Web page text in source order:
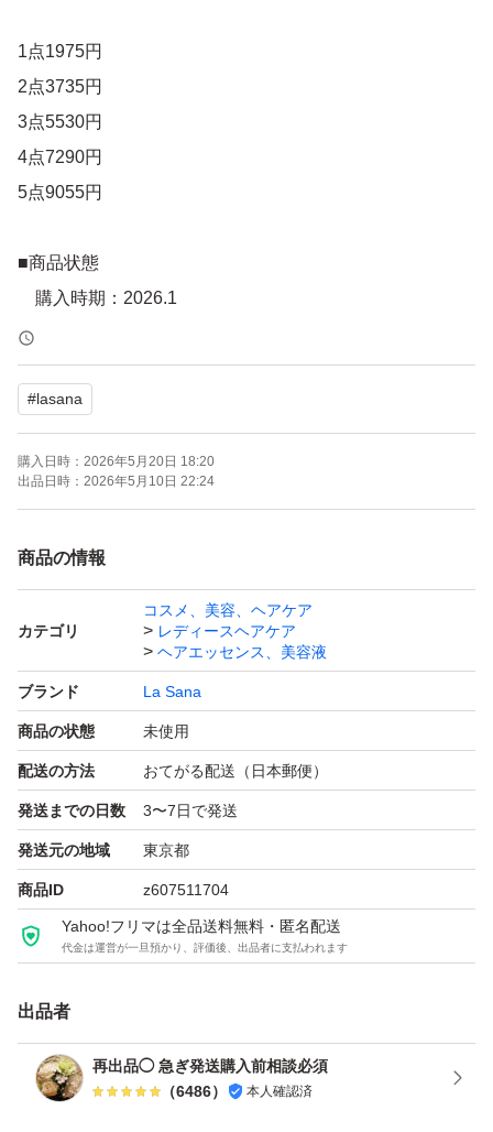
1点1975円
2点3735円
3点5530円
4点7290円
5点9055円
■商品状態
購入時期：2026.1
残量：未使用
緩衝材なしで梱包します。
※外箱に傷み(ひび割れ、汚れ等)ある場合があります。
#ヘアオイル #ヘアトリートメント #洗い流さない #Lasan
#lasana
購入日時： 2026年5月20日 18:20
出品日時： 2026年5月10日 22:24
商品の情報
カテゴリ
コスメ、美容、ヘアケア
レディースヘアケア
ヘアエッセンス、美容液
ブランド La Sana
商品の状態 未使用
配送の方法 おてがる配送（日本郵便）
発送までの日数 3〜7日で発送
発送元の地域 東京都
商品ID z607511704
Yahoo!フリマは全品送料無料・匿名配送
代金は運営が一旦預かり、評価後、出品者に支払われます
出品者
再出品◯ 急ぎ発送購入前相談必須
（6486） 本人確認済